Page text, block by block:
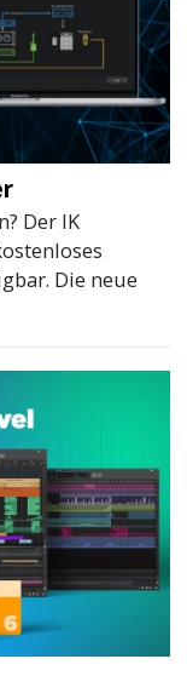
Der IK
Die neue